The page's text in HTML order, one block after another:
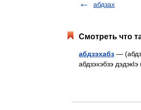
абдзах
Смотреть что
абдзэхабз —
абдзэхэбзэ